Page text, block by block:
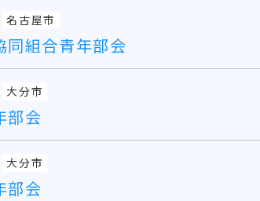
名古屋市
同組合青年部会
大分市
部会
大分市
部会